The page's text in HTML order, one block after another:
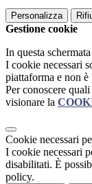
Personalizza
Gestione cookie
In questa
I cookie necessari
piattaforma e non
Per conoscere
visionare la
Cookie necessari
I cookie necessari
disabilitati. È
policy.